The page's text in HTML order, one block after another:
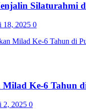
Silaturahmi
18, 2025 0
Ke-6 Tahun
2, 2025 0